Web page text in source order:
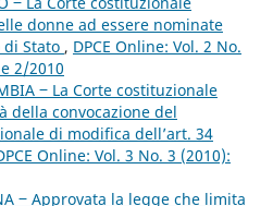
donne ad essere nominate
Stato , DPCE Online: Vol. 2 No.
2/2010
‒ La Corte costituzionale
della convocazione del
di modifica dell’art. 34
Online: Vol. 3 No. 3 (2010):
‒ Approvata la legge che limita